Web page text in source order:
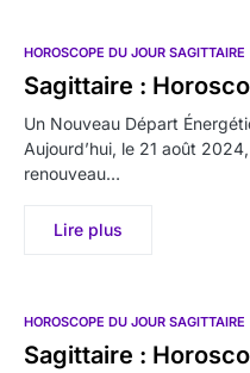
HOROSCOPE DU JOUR SAGITTAIRE
Sagittaire :
Un Nouveau Départ
Aujourd’hui, le 21 août
renouveau…
Lire plus
HOROSCOPE DU JOUR SAGITTAIRE
Sagittaire :